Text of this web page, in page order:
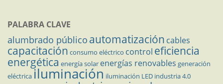
PALABRA CLAVE
alumbrado público automatización cables
capacitación consumo eléctrico control eficiencia
energética energía solar energías renovables generación
eléctricailuminación iluminación LED industria 4.0